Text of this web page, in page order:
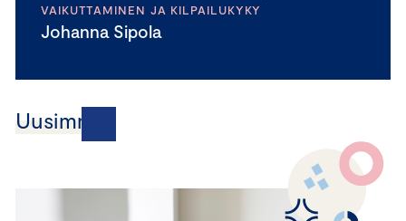
VAIKUTTAMINEN JA KILPAILUKYKY
Johanna Sipola
Uusimmat